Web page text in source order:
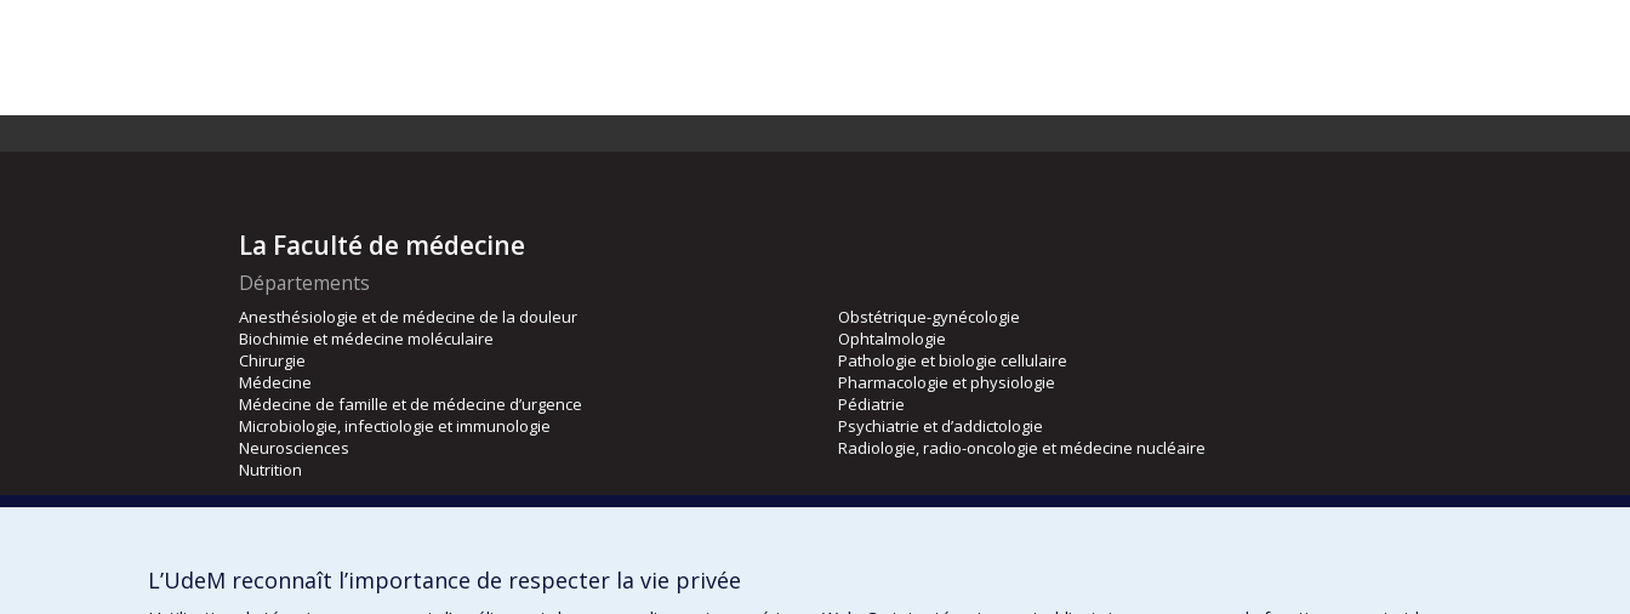
La Faculté de médecine
Départements
Anesthésiologie et de médecine de la douleur
Biochimie et médecine moléculaire
Chirurgie
Médecine
Médecine de famille et de médecine d’urgence
Microbiologie, infectiologie et immunologie
Neurosciences
Nutrition
Obstétrique-gynécologie
Ophtalmologie
Pathologie et biologie cellulaire
Pharmacologie et physiologie
Pédiatrie
Psychiatrie et d’addictologie
Radiologie, radio-oncologie et médecine nucléaire
Orthophonie et audiologie
L’UdeM reconnaît l’importance de respecter la vie privée